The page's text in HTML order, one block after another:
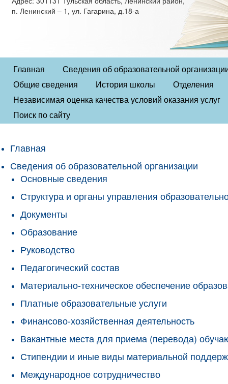
п. Ленинский – 1, ул. Гагарина, д.18-а
Главная
Сведения об образовательной
Общие сведения
История школы
Отделения
Независимая оценка качества условий оказания услуг
Поиск по сайту
Главная
Сведения об образовательной организации
Основные сведения
Структура и органы управления
Документы
Образование
Руководство
Педагогический состав
Материально-техническое обеспечение
Платные образовательные услуги
Финансово-хозяйственная деятельность
Вакантные места для приема (перевода)
Стипендии и иные виды материальной
Международное сотрудничество